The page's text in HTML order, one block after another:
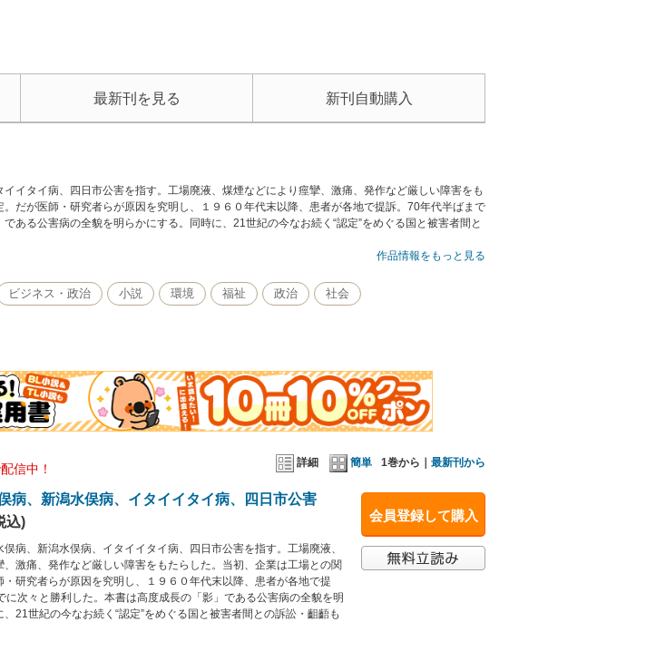
最新刊を見る 新刊自動購入
イタイ病、四日市公害を指す。工場廃液、煤煙などにより痙攣、激痛、発作など厳しい障害をも
だが医師・研究者らが原因を究明し、１９６０年代末以降、患者が各地で提訴。70年代半ばまで
ある公害病の全貌を明らかにする。同時に、21世紀の今なお続く“認定”をめぐる国と被害者間と
作品情報をもっと見る
ビジネス・政治 小説 環境 福祉 政治 社会
詳細 簡単 1巻から｜ 最新刊から
信中！
会員登録して購入
病、新潟水俣病、イタイイタイ病、四日市公害
込)
俣病、新潟水俣病、イタイイタイ病、四日市公害を指す。工場廃液、
、激痛、発作など厳しい障害をもたらした。当初、企業は工場との関
・研究者らが原因を究明し、１９６０年代末以降、患者が各地で提
に次々と勝利した。本書は高度成長の「影」である公害病の全貌を明
、21世紀の今なお続く“認定”をめぐる国と被害者間との訴訟・齟齬も